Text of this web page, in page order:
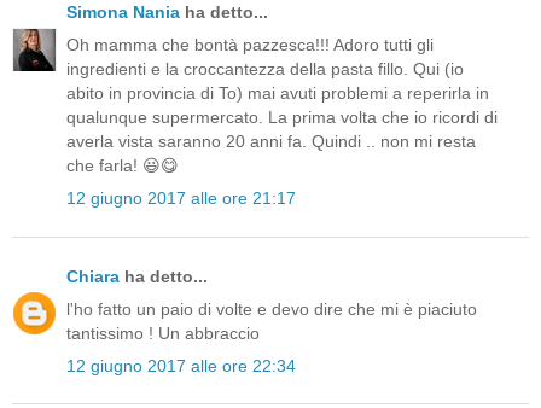
Simona Nania ha detto...
Oh mamma che bontà pazzesca!!! Adoro tutti gli
ingredienti e la croccantezza della pasta fillo. Qui (io
abito in provincia di To) mai avuti problemi a reperirla in
qualunque supermercato. La prima volta che io ricordi di
averla vista saranno 20 anni fa. Quindi .. non mi resta
che farla! 😃😋
12 giugno 2017 alle ore 21:17
Chiara ha detto...
l'ho fatto un paio di volte e devo dire che mi è piaciuto
tantissimo ! Un abbraccio
12 giugno 2017 alle ore 22:34